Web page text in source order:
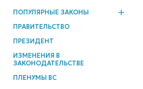
ПОПУЛЯРНЫЕ ЗАКОНЫ
ПРАВИТЕЛЬСТВО
ПРЕЗИДЕНТ
ИЗМЕНЕНИЯ В
ЗАКОНОДАТЕЛЬСТВЕ
ПЛЕНУМЫ ВС